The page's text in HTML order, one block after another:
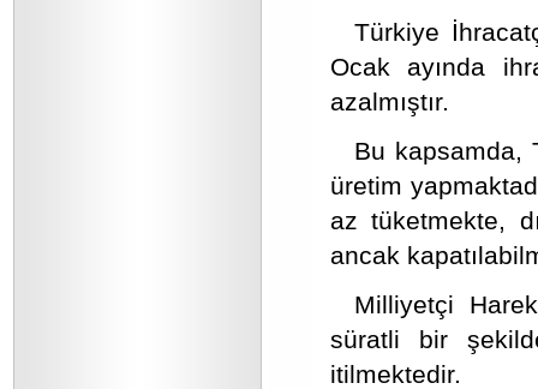
Türkiye
Ocak ayında
azalmıştır.
Bu kapsamda,
üretim
az tüketmekte,
ancak
Milliyetçi
süratli bir
itilmektedir.